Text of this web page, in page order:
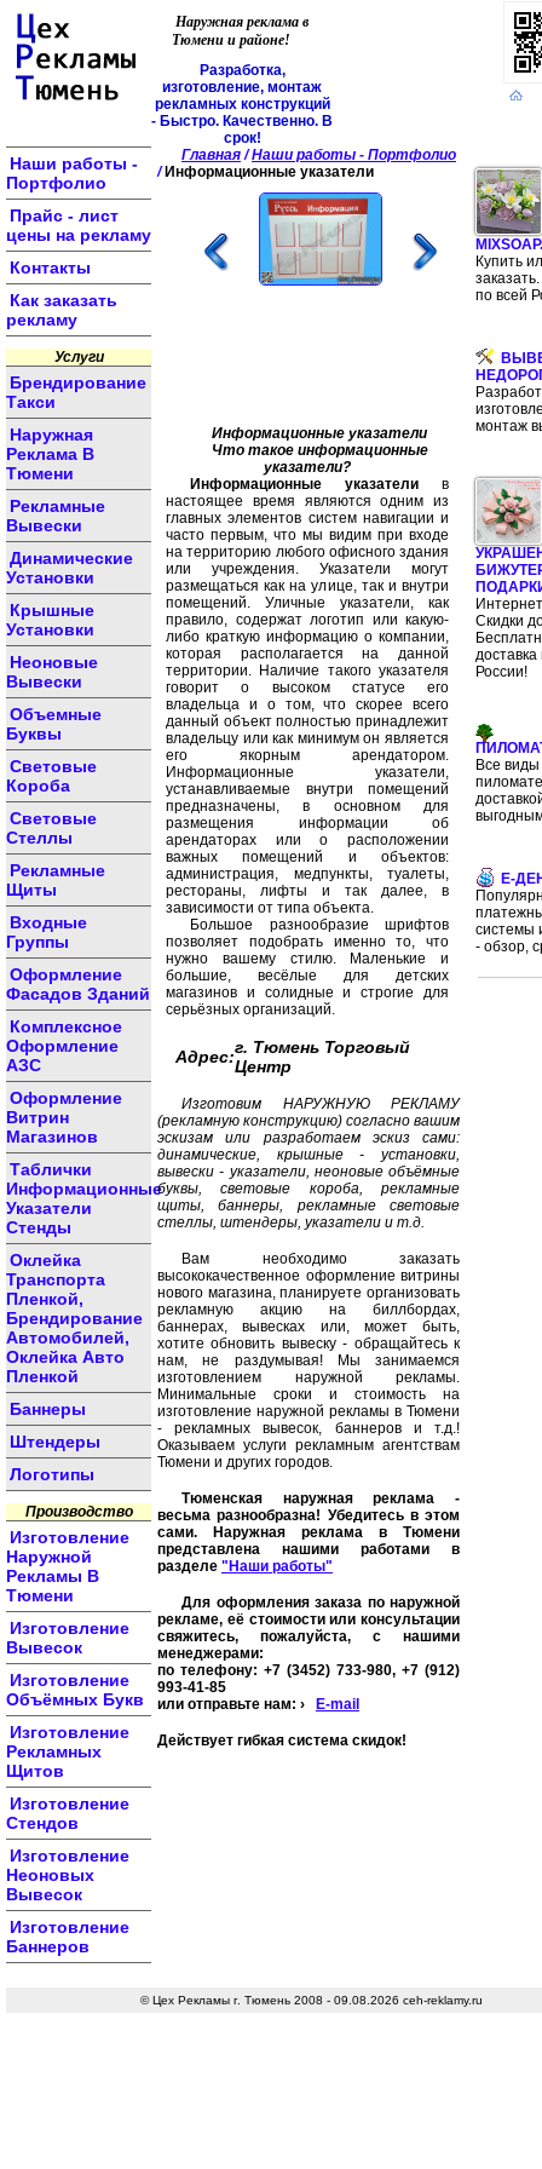
Наружная реклама в
Тюмени и районе!
Разработка,
изготовление, монтаж
рекламных конструкций
- Быстро. Качественно. В
срок!
Наши работы -
Портфолио
Прайс - лист
цены на рекламу
Контакты
Как заказать
рекламу
Услуги
Брендирование
Такси
Наружная
Реклама В
Тюмени
Рекламные
Вывески
Динамические
Установки
Крышные
Установки
Неоновые
Вывески
Объемные
Буквы
Световые
Короба
Световые
Стеллы
Рекламные
Щиты
Входные
Группы
Оформление
Фасадов Зданий
Комплексное
Оформление
АЗС
Оформление
Витрин
Магазинов
Таблички
Информационные
Указатели
Стенды
Оклейка
Транспорта
Пленкой,
Брендирование
Автомобилей,
Оклейка Авто
Пленкой
Баннеры
Штендеры
Логотипы
Производство
Изготовление
Наружной
Рекламы В
Тюмени
Изготовление
Вывесок
Изготовление
Объёмных Букв
Изготовление
Рекламных
Щитов
Изготовление
Стендов
Изготовление
Неоновых
Вывесок
Изготовление
Баннеров
Главная/Наши работы - Портфолио
/ Информационные указатели
Информационные указатели
Что такое информационные
указатели?
Информационные указатели в
настоящее время являются одним из
главных элементов систем навигации и
часто первым, что мы видим при входе
на территорию любого офисного здания
или учреждения. Указатели могут
размещаться как на улице, так и внутри
помещений. Уличные указатели, как
правило, содержат логотип или какую-
либо краткую информацию о компании,
которая располагается на данной
территории. Наличие такого указателя
говорит о высоком статусе его
владельца и о том, что скорее всего
данный объект полностью принадлежит
владельцу или как минимум он является
его якорным арендатором.
Информационные указатели,
устанавливаемые внутри помещений
предназначены, в основном для
размещения информации об
арендаторах или о расположении
важных помещений и объектов:
администрация, медпункты, туалеты,
рестораны, лифты и так далее, в
зависимости от типа объекта.
Большое разнообразие шрифтов
позволяет подобрать именно то, что
нужно вашему стилю. Маленькие и
большие, весёлые для детских
магазинов и солидные и строгие для
серьёзных организаций.
Адрес:г. Тюмень Торговый
Центр
Изготовим НАРУЖНУЮ РЕКЛАМУ
(рекламную конструкцию) согласно вашим
эскизам или разработаем эскиз сами:
динамические, крышные - установки,
вывески - указатели, неоновые объёмные
буквы, световые короба, рекламные
щиты, баннеры, рекламные световые
стеллы, штендеры, указатели и т.д.
Вам необходимо заказать
высококачественное оформление витрины
нового магазина, планируете организовать
рекламную акцию на биллбордах,
баннерах, вывесках или, может быть,
хотите обновить вывеску - обращайтесь к
нам, не раздумывая! Мы занимаемся
изготовлением наружной рекламы.
Минимальные сроки и стоимость на
изготовление наружной рекламы в Тюмени
- рекламных вывесок, баннеров и т.д.!
Оказываем услуги рекламным агентствам
Тюмени и других городов.
Тюменская наружная реклама -
весьма разнообразна! Убедитесь в этом
сами. Наружная реклама в Тюмени
представлена нашими работами в
разделе "Наши работы"
Для оформления заказа по наружной
рекламе, её стоимости или консультации
свяжитесь, пожалуйста, с нашими
менеджерами:
по телефону: +7 (3452) 733-980, +7 (912)
993-41-85
или отправьте нам: ›
E-mail
Действует гибкая система скидок!
Купить
по всей
монтаж
Скидки
доставка
России!
Все виды
E-
системы
- обзор,
© Цех Рекламы г. Тюмень 2008 - 09.08.2026 ceh-reklamy.ru